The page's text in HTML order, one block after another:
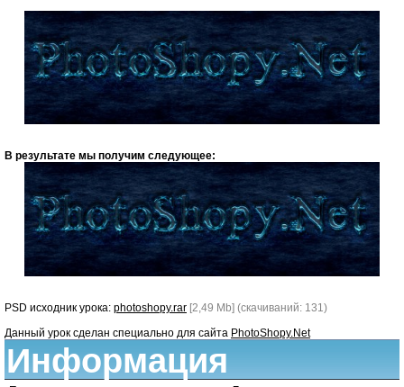
В результате мы получим следующее:
PSD исходник урока: photoshopy.rar [2,49 Mb] (cкачиваний: 131)
Данный урок сделан специально для сайта PhotoShopy.Net
Информация